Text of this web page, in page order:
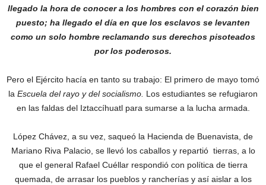
llegado la hora de conocer a los hombres con el corazón bien
puesto; ha llegado el día en que los esclavos se levanten
como un solo hombre reclamando sus derechos pisoteados
por los poderosos.
Pero el Ejército hacía en tanto su trabajo: El primero de mayo tomó
la Escuela del rayo y del socialismo. Los estudiantes se refugiaron
en las faldas del Iztaccíhuatl para sumarse a la lucha armada.
López Chávez, a su vez, saqueó la Hacienda de Buenavista, de
Mariano Riva Palacio, se llevó los caballos y repartió tierras, a lo
que el general Rafael Cuéllar respondió con política de tierra
quemada, de arrasar los pueblos y rancherías y así aislar a los